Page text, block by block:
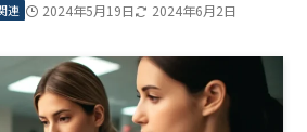
連 2024年5月19日 2024年6月2日